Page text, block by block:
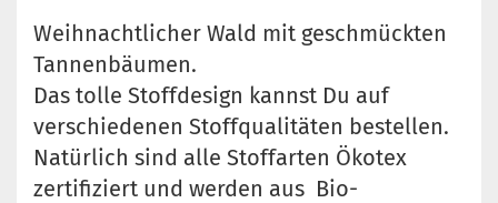
Weihnachtlicher Wald mit geschmückten
Tannenbäumen.
Das tolle Stoffdesign kannst Du auf
verschiedenen Stoffqualitäten bestellen.
Natürlich sind alle Stoffarten Ökotex
zertifiziert und werden aus Bio-